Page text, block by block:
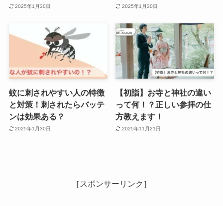
2025年1月30日 2025年1月30日
蚊に刺されやすい人の特徴
と対策！刺されたらバッテ
ンは効果ある？
2025年1月30日
【初詣】お寺と神社の違い
って何！？正しい参拝の仕
方教えます！
2025年11月21日
［スポンサーリンク］